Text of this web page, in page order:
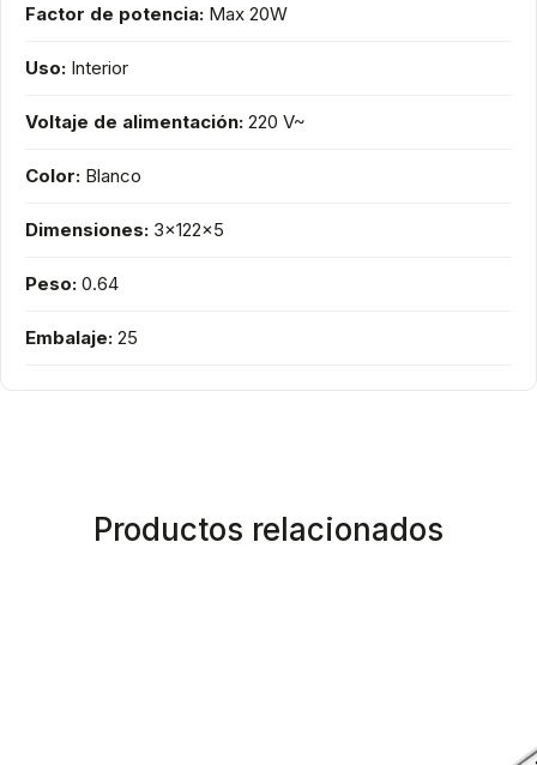
Factor de potencia: Max 20W
Uso: Interior
Voltaje de alimentación: 220 V~
Color: Blanco
Dimensiones: 3x122x5
Peso: 0.64
Embalaje: 25
Productos relacionados